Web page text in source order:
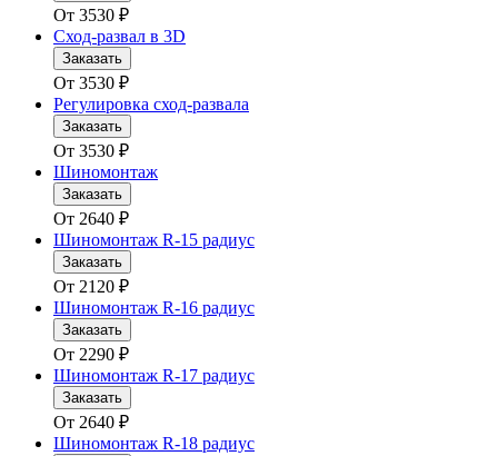
От 3530 ₽
Сход-развал в 3D
Заказать
От 3530 ₽
Регулировка сход-развала
Заказать
От 3530 ₽
Шиномонтаж
Заказать
От 2640 ₽
Шиномонтаж R-15 радиус
Заказать
От 2120 ₽
Шиномонтаж R-16 радиус
Заказать
От 2290 ₽
Шиномонтаж R-17 радиус
Заказать
От 2640 ₽
Шиномонтаж R-18 радиус